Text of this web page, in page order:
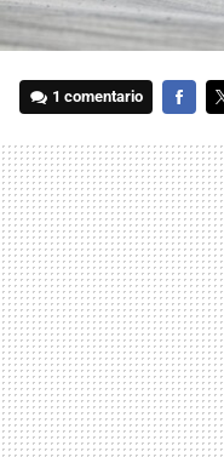
1 comentario